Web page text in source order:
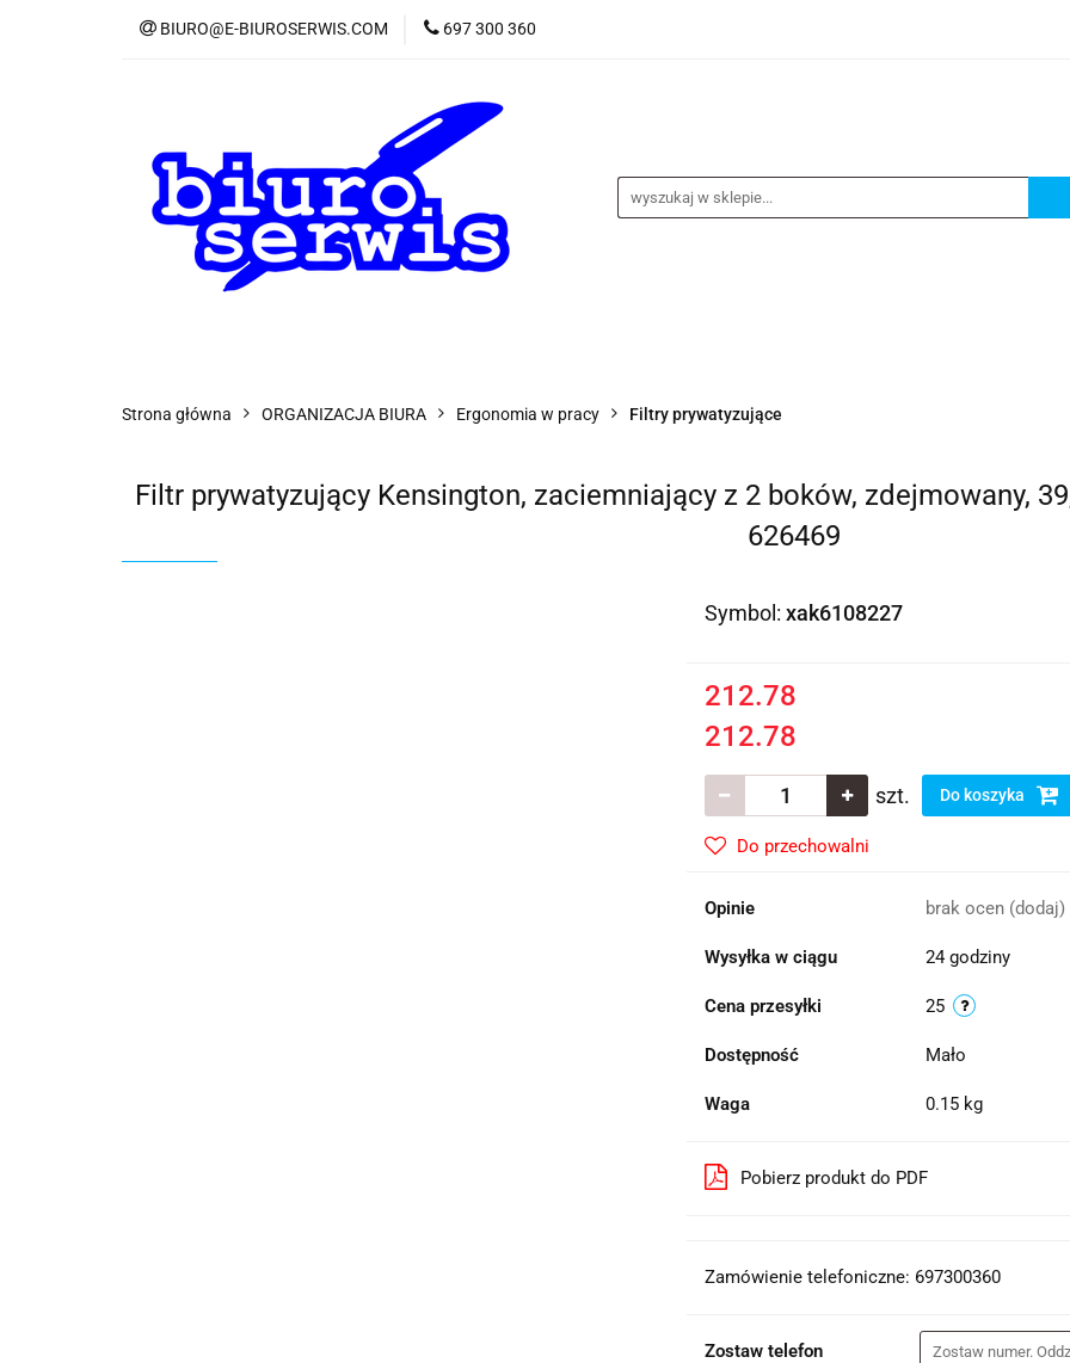
BIURO@E-BIUROSERWIS.COM 697 300 360
Strona główna ORGANIZACJA BIURA Ergonomia w pracy Filtry prywatyzujące
Filtr prywatyzujący Kensington, zaciemniający z 2 boków, zdejmowany,
626469
Symbol: xak6108227
212.78
212.78
szt. Do koszyka
Do przechowalni
Opinie brak ocen (dodaj)
Wysyłka w ciągu 24 godziny
Cena przesyłki 25
Dostępność Mało
Waga 0.15 kg
Pobierz produkt do PDF
Zamówienie telefoniczne: 697300360
Zostaw telefon